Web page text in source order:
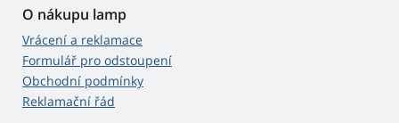
O nákupu lamp
Vrácení a reklamace
Formulář pro odstoupení
Obchodní podmínky
Reklamační řád